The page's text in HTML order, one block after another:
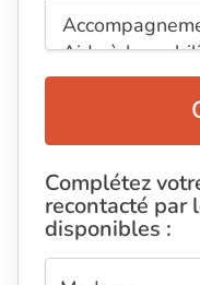
Complétez
recontacté par
disponibles :